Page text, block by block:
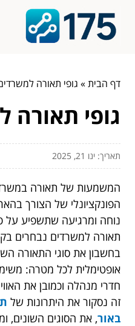
דף הבית» גופי תאורה
גופי תאורה
תאריך: ינו 21, 2025
המשמעות של תאורה
הפונקציונלי של הצורך
נוחה ומרגיעה שתשפיע על
תאורה למשרדים נבחרים
בחשבון את סוגי התאורה
אופטימלית לכל מטרה:
חדרי מנהלה וכמובן את
זה נסקור את היתרונות של
באור, את הסוגים השונים,